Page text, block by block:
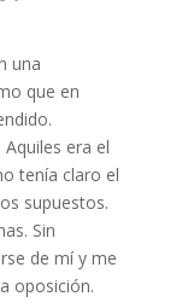
una
que en
era el
tenía claro el
supuestos.
Sin
de mí y me
oposición.